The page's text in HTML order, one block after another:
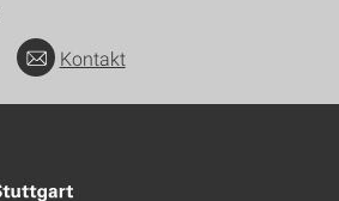
Kontakt